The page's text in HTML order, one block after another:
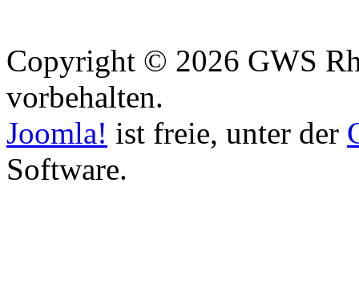
Copyright © 2026 GWS
vorbehalten.
Joomla! ist freie, unter der
Software.